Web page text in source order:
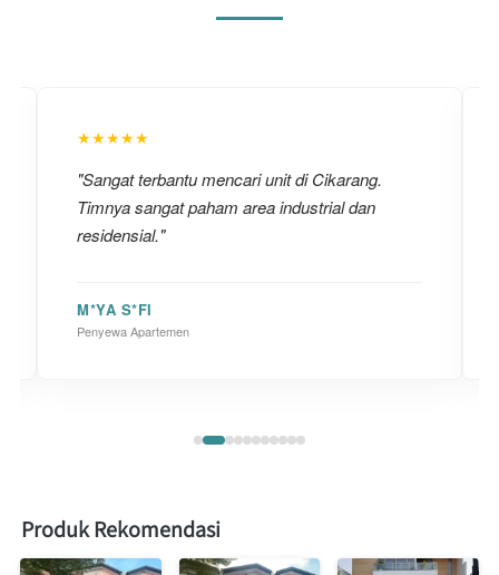
★★★★★
"Sangat terbantu mencari unit di Cikarang.
Timnya sangat paham area industrial dan
residensial."
M*YA S*FI
Penyewa Apartemen
Produk Rekomendasi